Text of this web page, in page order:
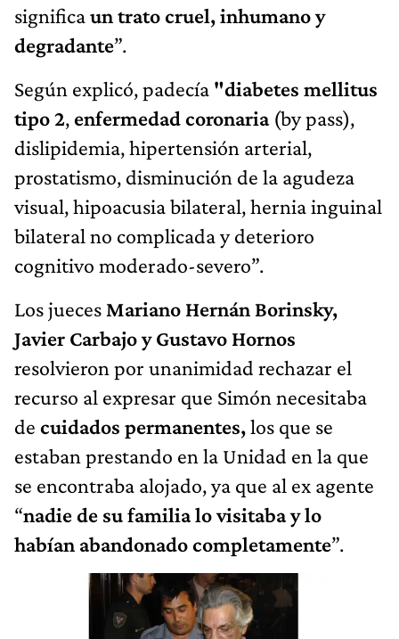
significaun trato cruel, inhumano y
degradante”.
Según explicó, padecía "diabetes mellitus
tipo 2, enfermedad coronaria(by pass),
dislipidemia, hipertensión arterial,
prostatismo, disminución de la agudeza
visual, hipoacusia bilateral, hernia inguinal
bilateral no complicada y deterioro
cognitivo moderado-severo”.
Los jueces Mariano Hernán Borinsky,
Javier Carbajo y Gustavo Hornos
resolvieron por unanimidad rechazar el
recurso al expresar que Simón necesitaba
de cuidados permanentes,los que se
estaban prestando en la Unidad en la que
se encontraba alojado, ya que al ex agente
“nadie de su familia lo visitaba y lo
habían abandonado completamente”.